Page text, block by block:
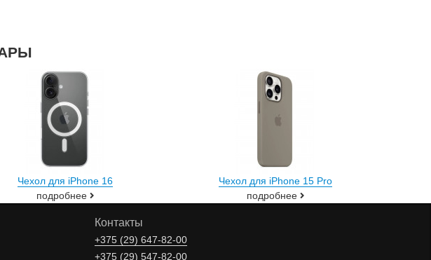
Чехол для iPhone 16
подробнее
Чехол для iPhone 15 Pro
подробнее
Контакты
+375 (29) 647-82-00
+375 (29) 547-82-00